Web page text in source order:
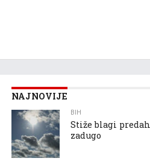
NAJNOVIJE
BIH
Stiže blagi
zadugo